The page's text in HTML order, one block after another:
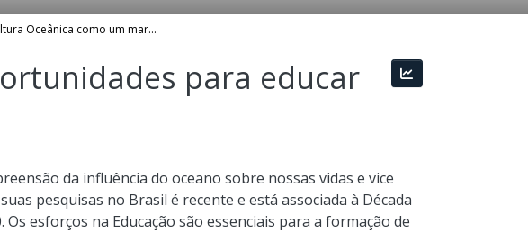
A Cultura Oceânica como um mar de oportunidades para educar pela pesquisa na EJA
para educar
da influência do oceano sobre nossas vidas e vice
pesquisas no Brasil é recente e está associada à Década
Os esforços na Educação são essenciais para a formação de